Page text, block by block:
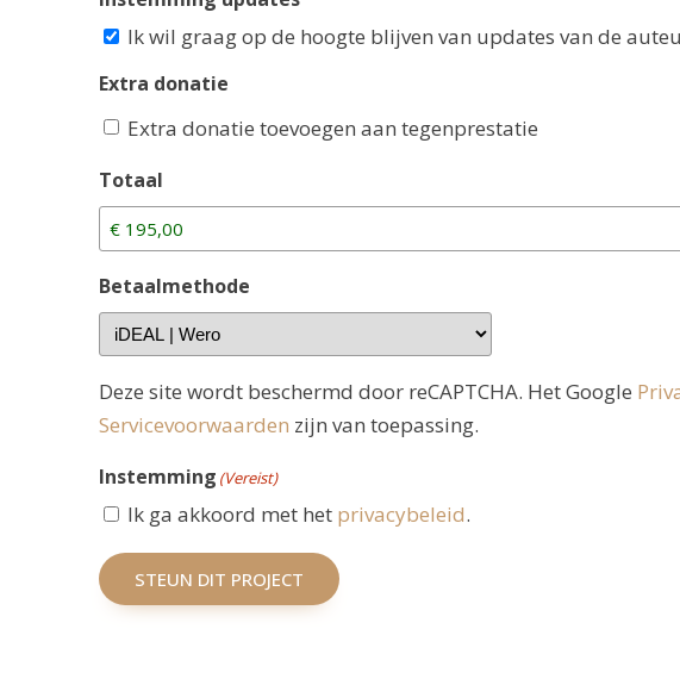
Ik wil graag op de hoogte blijven van updates van de
Extra donatie
Extra donatie toevoegen aan tegenprestatie
Totaal
Betaalmethode
Deze site wordt beschermd door reCAPTCHA. Het Google
Servicevoorwaarden zijn van toepassing.
Instemming (Vereist)
Ik ga akkoord met het privacybeleid.
STEUN DIT PROJECT